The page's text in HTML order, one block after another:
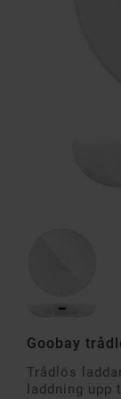
Goobay
Trådlös
laddning upp